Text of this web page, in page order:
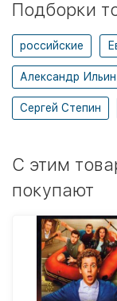
Подборки
российские
Александр Ильин
Сергей Степин
C этим
покупают